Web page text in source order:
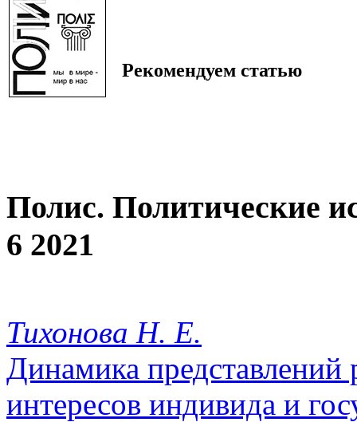
Рекомендуем статью
Полис. Политические
6 2021
Тихонова Н. Е.
Динамика
интересов индивида и